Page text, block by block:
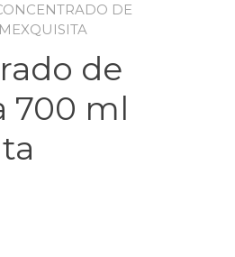
DE
de
700 ml